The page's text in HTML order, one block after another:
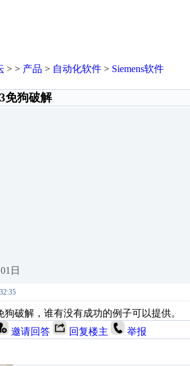
> > 产品 > 自动化软件 > Siemens软件
免狗破解
日
狗破解，谁有没有成功的例子可以提供。
邀请回答 回复楼主 举报